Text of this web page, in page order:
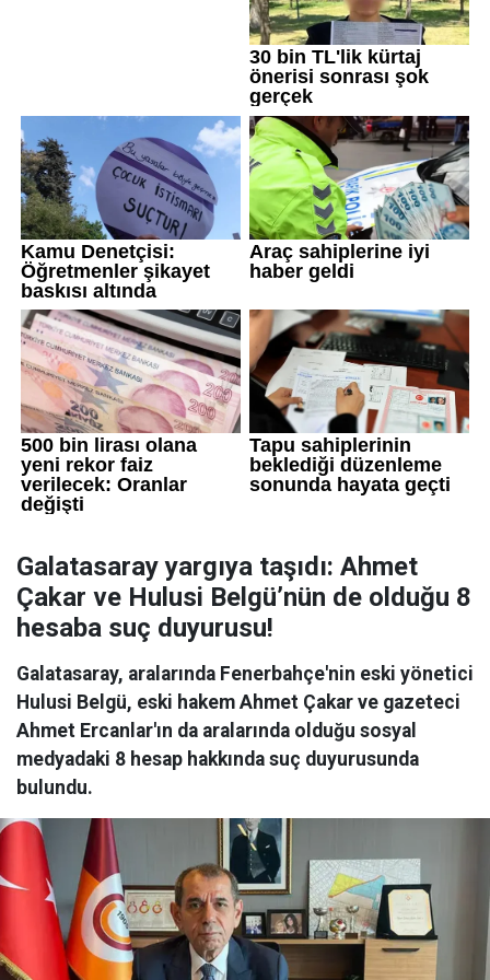
Galatasaray yargıya taşıdı: Ahmet
Çakar ve Hulusi Belgü’nün de olduğu 8
hesaba suç duyurusu!
Galatasaray, aralarında Fenerbahçe'nin eski yönetici
Hulusi Belgü, eski hakem Ahmet Çakar ve gazeteci
Ahmet Ercanlar'ın da aralarında olduğu sosyal
medyadaki 8 hesap hakkında suç duyurusunda
bulundu.